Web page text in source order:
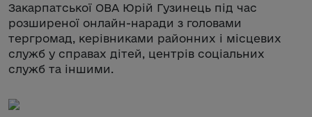
Закарпатської ОВА Юрій Гузинець під час
розширеної онлайн-наради з головами
тергромад, керівниками районних і місцевих
служб у справах дітей, центрів соціальних
служб та іншими.